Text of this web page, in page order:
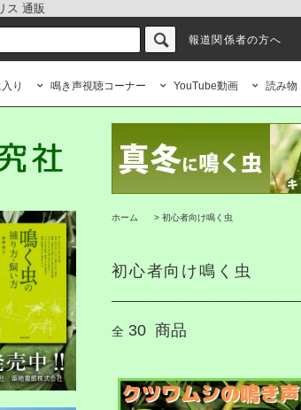
ス 通販
報道関係者の方へ
り 鳴き声視聴コーナー YouTube動画 読み物
ホーム > 初心者向け鳴く虫
初心者向け鳴く虫
全 30 商品